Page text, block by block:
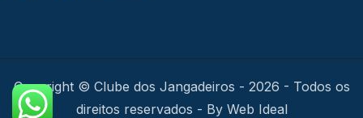
Copyright © Clube dos Jangadeiros - 2026 - Todos os
direitos reservados - By Web Ideal